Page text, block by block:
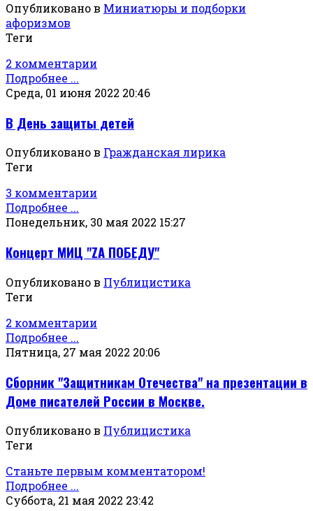
Опубликовано в Миниатюры и подборки
афоризмов
Теги
2 комментарии
Подробнее ...
Среда, 01 июня 2022 20:46
В День защиты детей
Опубликовано в Гражданская лирика
Теги
3 комментарии
Подробнее ...
Понедельник, 30 мая 2022 15:27
Концерт МИЦ "ZА ПОБЕДУ"
Опубликовано в Публицистика
Теги
2 комментарии
Подробнее ...
Пятница, 27 мая 2022 20:06
Сборник "Защитникам Отечества" на презентации в
Доме писателей России в Москве.
Опубликовано в Публицистика
Теги
Станьте первым комментатором!
Подробнее ...
Суббота, 21 мая 2022 23:42